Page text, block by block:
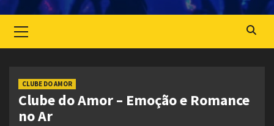
Menu
CLUBE DO AMOR
Clube do Amor – Emoção e Romance
no Ar